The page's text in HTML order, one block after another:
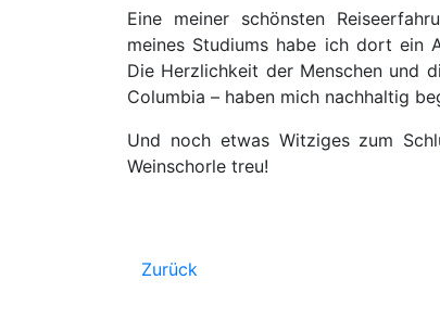
Eine meiner schönsten
meines Studiums habe ich dort ein
Die Herzlichkeit der Menschen und
Columbia – haben mich nachhaltig
Und noch etwas Witziges zum
Weinschorle treu!
Zurück